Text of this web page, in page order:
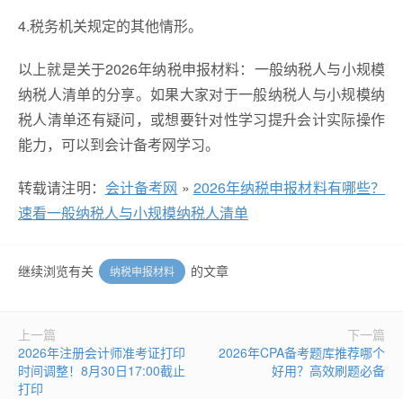
4.税务机关规定的其他情形。
以上就是关于2026年纳税申报材料：一般纳税人与小规模
纳税人清单的分享。如果大家对于一般纳税人与小规模纳
税人清单还有疑问，或想要针对性学习提升会计实际操作
能力，可以到会计备考网学习。
转载请注明： 会计备考网 » 2026年纳税申报材料有哪些？
速看一般纳税人与小规模纳税人清单
继续浏览有关 纳税申报材料 的文章
上一篇
2026年注册会计师准考证打印
时间调整！8月30日17:00截止
打印
下一篇
2026年CPA备考题库推荐哪个
好用？高效刷题必备